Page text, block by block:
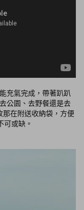
充氣完成，帶著趴趴
公園、去野餐還是去
在附送收納袋，方便
或缺。